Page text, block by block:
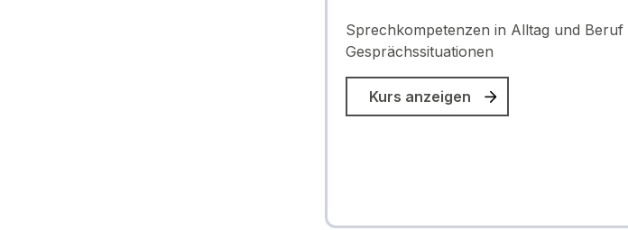
Sprechkompetenzen in Alltag und
Gesprächssituationen
Kurs anzeigen